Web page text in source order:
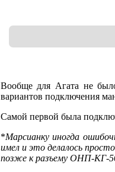
Вообще для Агата не
вариантов подключения
Самой первой была
*Марсианку иногда
имел и это делалось
позже к разъему ОНП-КГ-